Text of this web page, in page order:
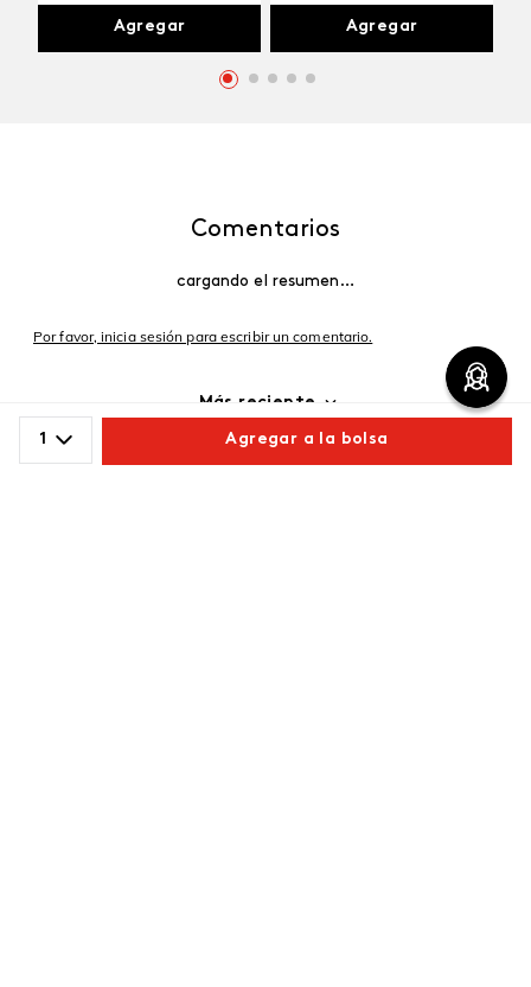
1 Agregar a la bolsa
Agregar Agregar
Comentarios
cargando el resumen…
Por favor, inicia sesión para escribir un comentario.
Más reciente
Cargando comentarios…